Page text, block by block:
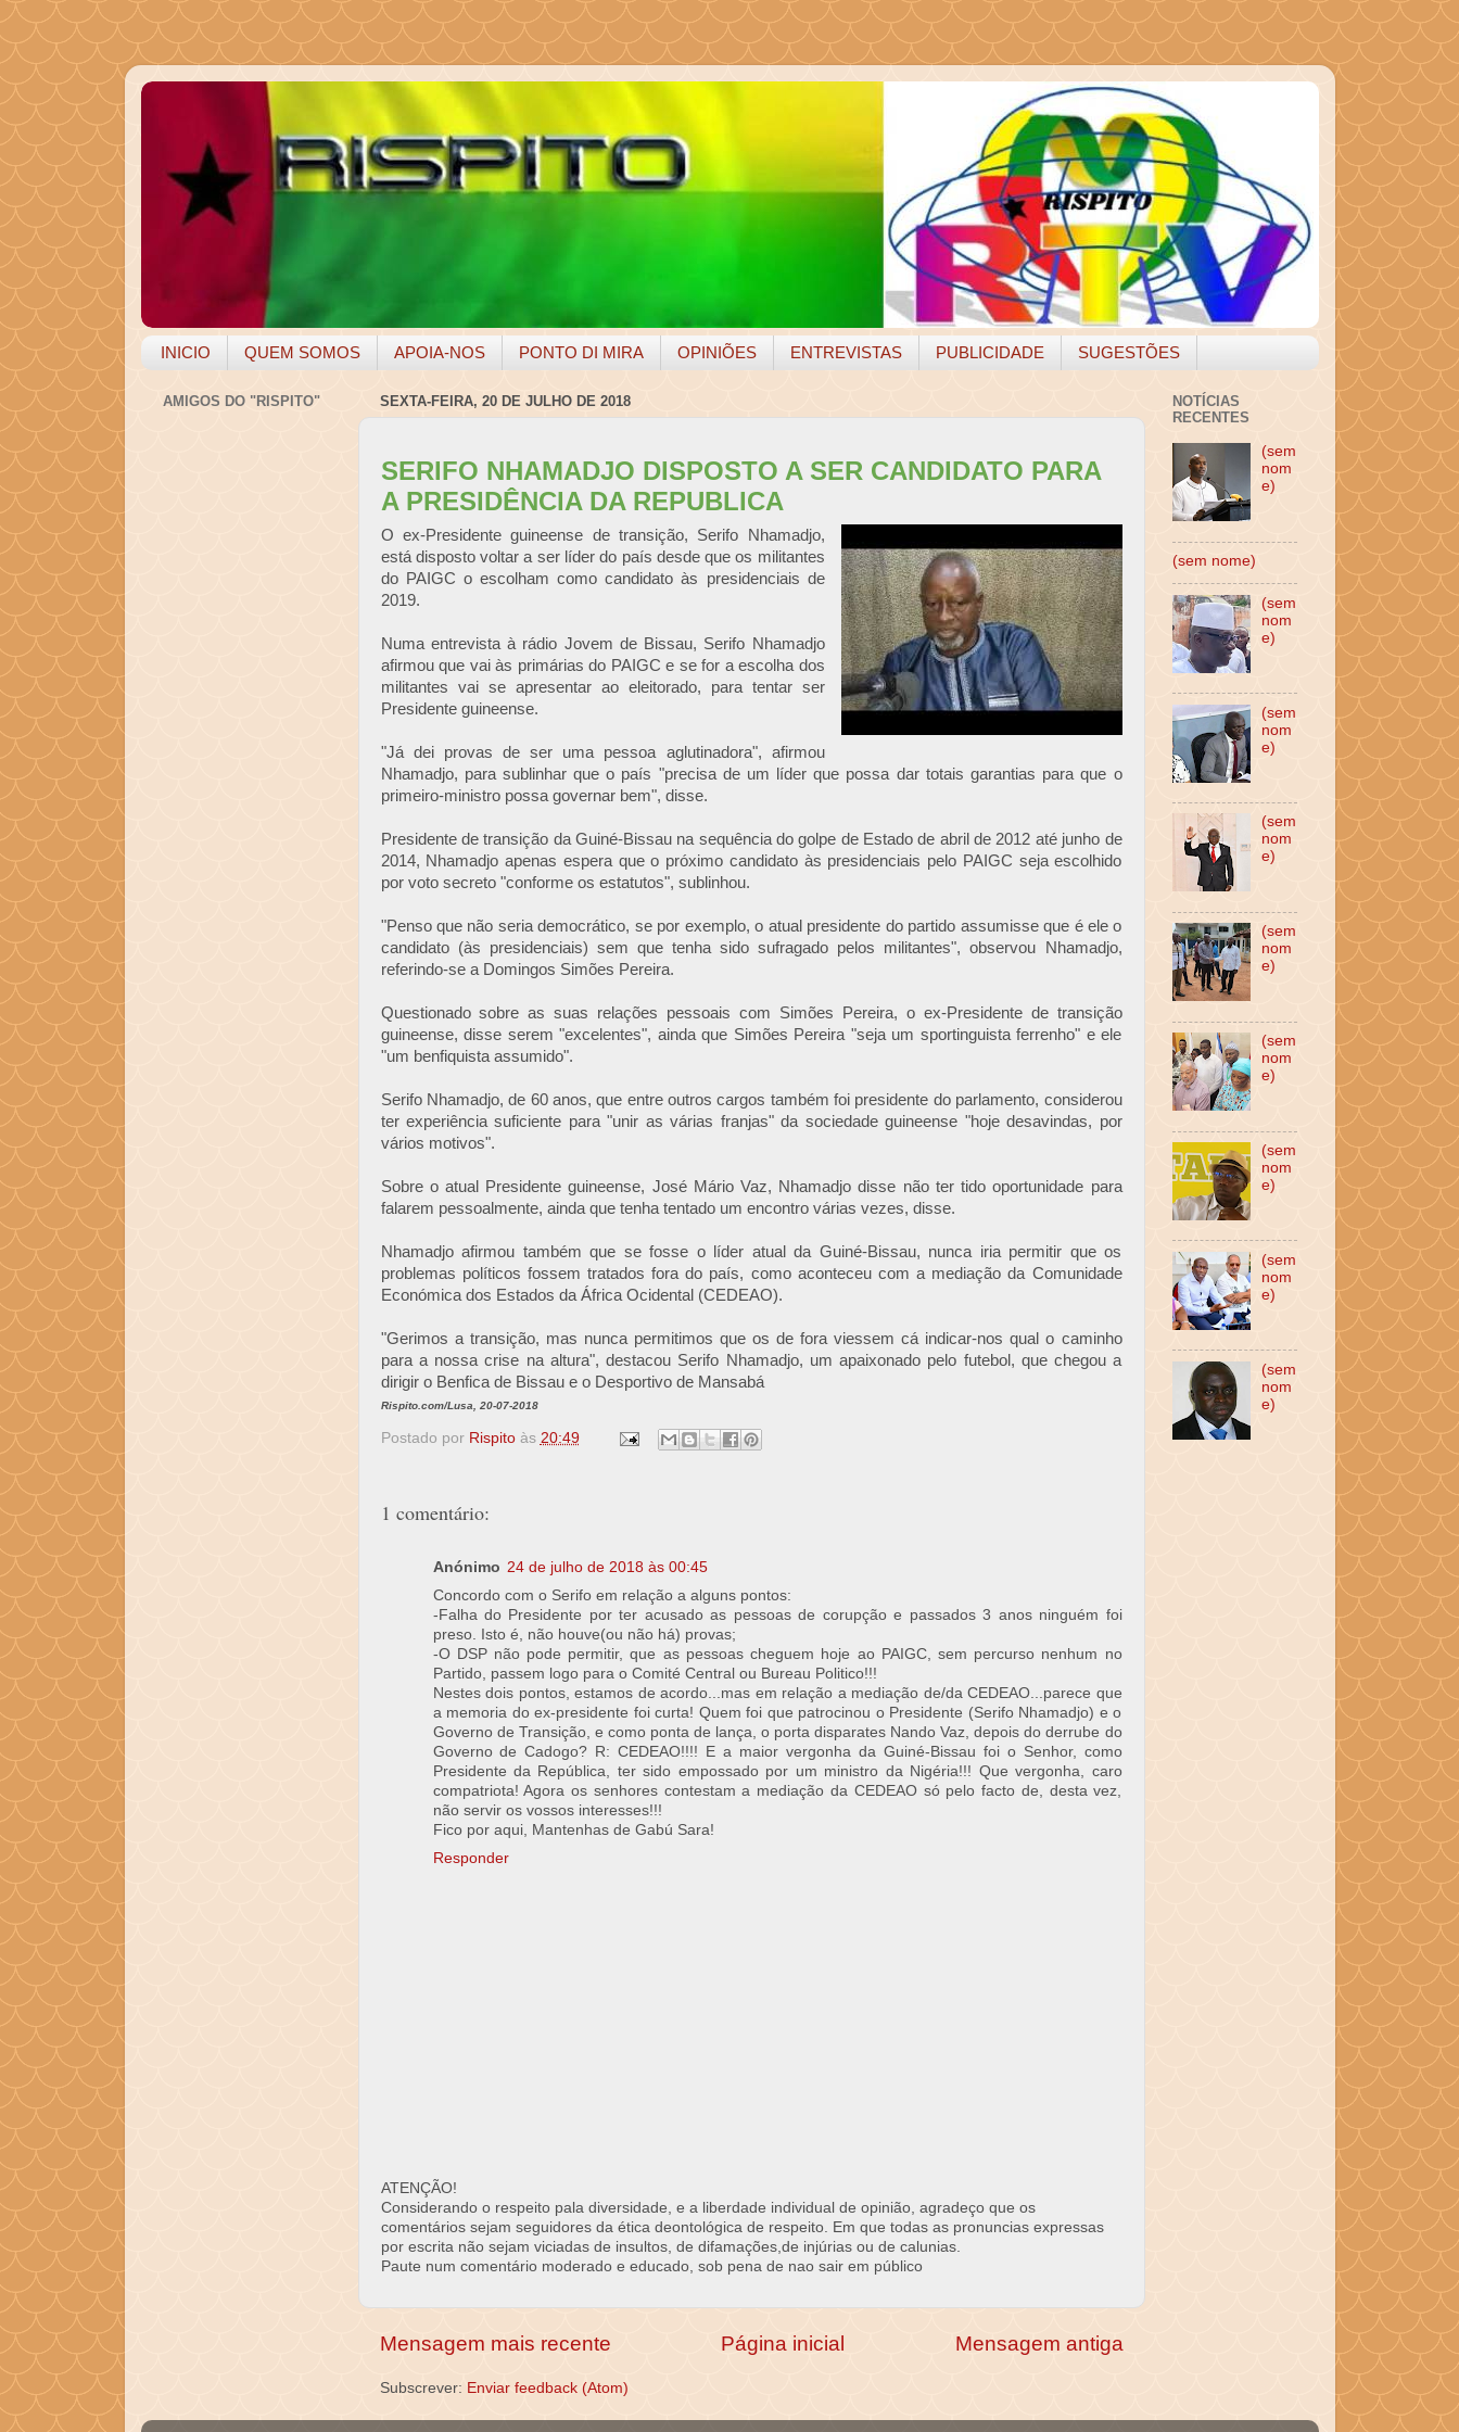
INICIO QUEM SOMOS APOIA-NOS PONTO DI MIRA OPINIÕES ENTREVISTAS PUBLICIDADE SUGESTÕES
SEXTA-FEIRA, 20 DE JULHO DE 2018
SERIFO NHAMADJO DISPOSTO A SER CANDIDATO PARA
A PRESIDÊNCIA DA REPUBLICA
O ex-Presidente guineense de transição, Serifo Nhamadjo,
está disposto voltar a ser líderdo país desde que os militantes
do PAIGC o escolham como candidato às presidenciais de
2019.
Numa entrevista à rádio Jovem de Bissau, Serifo Nhamadjo
afirmou que vai às primárias do PAIGC e se for a escolha dos
militantes vai se apresentar ao eleitorado, para tentar ser
Presidente guineense.
"Já dei provas de ser uma pessoa aglutinadora", afirmou
Nhamadjo, para sublinhar que o país "precisa de um líder que possa dar totais garantias para que o
primeiro-ministro possa governar bem", disse.
Presidente de transição da Guiné-Bissau na sequência do golpe de Estado de abril de 2012 até junho de
2014, Nhamadjo apenas espera que o próximo candidato às presidenciais pelo PAIGC seja escolhido
por voto secreto "conforme os estatutos", sublinhou.
"Penso que não seria democrático, se por exemplo, o atual presidente do partido assumisse que é ele o
candidato (às presidenciais) sem que tenha sido sufragado pelos militantes", observou Nhamadjo,
referindo-se a Domingos Simões Pereira.
Questionado sobre as suas relações pessoais com Simões Pereira, o ex-Presidente de transição
guineense, disse serem "excelentes", ainda que Simões Pereira "seja um sportinguista ferrenho" e ele
"um benfiquista assumido".
Serifo Nhamadjo, de 60 anos, que entre outros cargos também foi presidente do parlamento, considerou
ter experiência suficiente para "unir as várias franjas" da sociedade guineense "hoje desavindas, por
vários motivos".
Sobre o atual Presidente guineense, José Mário Vaz, Nhamadjo disse não ter tido oportunidade para
falarem pessoalmente, ainda que tenha tentado um encontro várias vezes, disse.
Nhamadjo afirmou também que se fosse o líder atual da Guiné-Bissau, nunca iria permitir que os
problemas políticos fossem tratados fora do país, como aconteceu com a mediação da Comunidade
Económica dos Estados da África Ocidental (CEDEAO).
"Gerimos a transição, mas nunca permitimos que os de fora viessem cá indicar-nos qual o caminho
para a nossa crise na altura", destacou Serifo Nhamadjo, um apaixonado pelo futebol, que chegou a
dirigir o Benfica de Bissau e o Desportivo de Mansabá
Rispito.com/Lusa, 20-07-2018
Postado por Rispito às 20:49
1 comentário:
Anónimo 24 de julho de 2018 às 00:45
Concordo com o Serifo em relação a alguns pontos:
-Falha do Presidente por ter acusado as pessoas de corupção e passados 3 anos ninguém foi
preso. Isto é, não houve(ou não há) provas;
-O DSP não pode permitir, que as pessoas cheguem hoje ao PAIGC, sem percurso nenhum no
Partido, passem logo para o Comité Central ou Bureau Politico!!!
Nestes dois pontos, estamos de acordo...mas em relação a mediação de/da CEDEAO...parece que
a memoria do ex-presidente foi curta! Quem foi que patrocinou o Presidente (Serifo Nhamadjo) e o
Governo de Transição, e como ponta de lança, o porta disparates Nando Vaz, depois do derrube do
Governo de Cadogo? R: CEDEAO!!!! E a maior vergonha da Guiné-Bissau foi o Senhor, como
Presidente da República, ter sido empossado por um ministro da Nigéria!!! Que vergonha, caro
compatriota! Agora os senhores contestam a mediação da CEDEAO só pelo facto de, desta vez,
não servir os vossos interesses!!!
Fico por aqui, Mantenhas de Gabú Sara!
Responder
ATENÇÃO!
Considerando o respeito pala diversidade, e a liberdade individual de opinião, agradeço que os
comentários sejam seguidores da ética deontológica de respeito. Em que todas as pronuncias expressas
por escrita não sejam viciadas de insultos, de difamações,de injúrias ou de calunias.
Paute num comentário moderado e educado, sob pena de nao sair em público
Mensagem mais recente Mensagem antiga
Página inicial
Subscrever: Enviar feedback (Atom)
AMIGOS DO "RISPITO"
NOTÍCIAS
RECENTES
(sem
nom
e)
(sem nome)
(sem
nom
e)
(sem
nom
e)
(sem
nom
e)
(sem
nom
e)
(sem
nom
e)
(sem
nom
e)
(sem
nom
e)
(sem
nom
e)